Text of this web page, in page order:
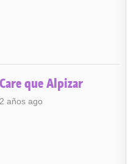
Care que Alpizar
2 años ago